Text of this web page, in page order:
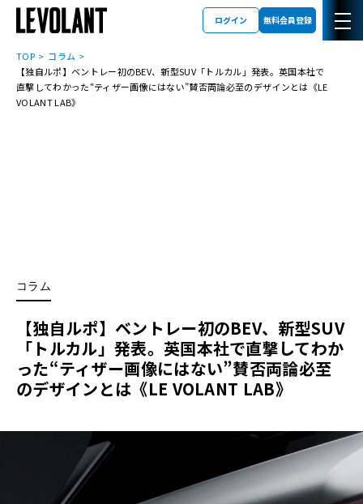
ログイン 無料会員登録
TOP
コラム
【独自ルポ】ベントレー初のBEV、新型SUV「トルカル」発表。英国本社で
直撃してわかった“ティザー画像にはない”賛否両論必至のデザインとは《LE
VOLANT LAB》
コラム
【独自ルポ】ベントレー初のBEV、新型SUV
「トルカル」発表。英国本社で直撃してわか
った“ティザー画像にはない”賛否両論必至
のデザインとは《LE VOLANT LAB》